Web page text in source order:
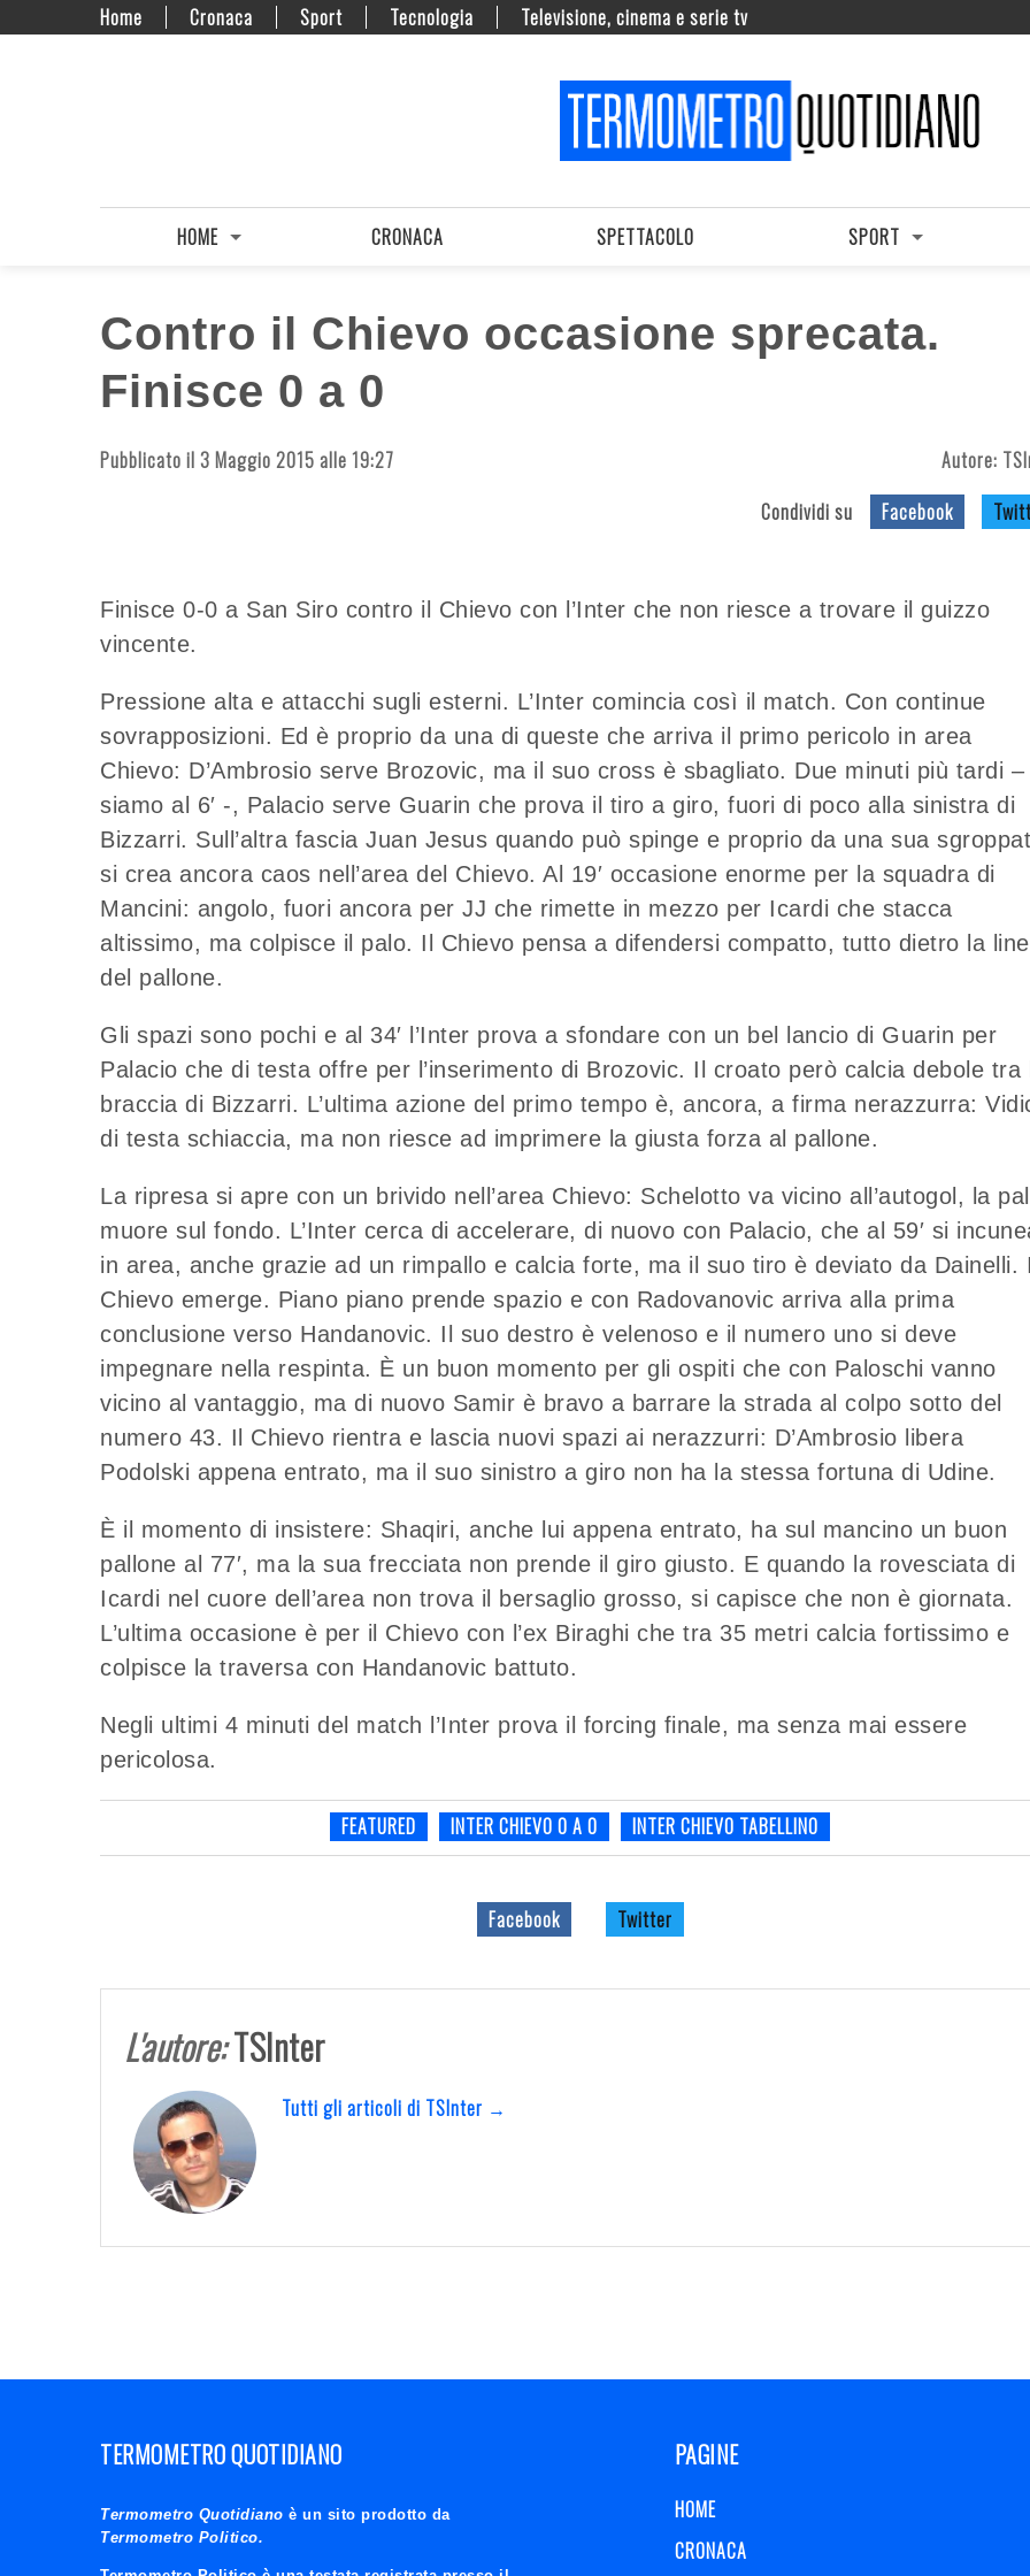
Home Cronaca Sport Tecnologia Televisione, cinema e serie tv
HOME CRONACA SPETTACOLO SPORT
Contro il Chievo occasione sprecata.
Finisce 0 a 0
Pubblicato il 3 Maggio 2015 alle 19:27 Autore:
Condividi su
Facebook
Finisce 0-0 a San Siro contro il Chievo con l’Inter che non riesce a trovare il guizzo
vincente.
Pressione alta e attacchi sugli esterni. L’Inter comincia così il match. Con continue
sovrapposizioni. Ed è proprio da una di queste che arriva il primo pericolo in area
Chievo: D’Ambrosio serve Brozovic, ma il suo cross è sbagliato. Due minuti più tardi –
siamo al 6′ -, Palacio serve Guarin che prova il tiro a giro, fuori di poco alla sinistra di
Bizzarri. Sull’altra fascia Juan Jesus quando può spinge e proprio da una sua
si crea ancora caos nell’area del Chievo. Al 19′ occasione enorme per la squadra di
Mancini: angolo, fuori ancora per JJ che rimette in mezzo per Icardi che stacca
altissimo, ma colpisce il palo. Il Chievo pensa a difendersi compatto, tutto dietro la
del pallone.
Gli spazi sono pochi e al 34′ l’Inter prova a sfondare con un bel lancio di Guarin per
Palacio che di testa offre per l’inserimento di Brozovic. Il croato però calcia debole tra
braccia di Bizzarri. L’ultima azione del primo tempo è, ancora, a firma nerazzurra:
di testa schiaccia, ma non riesce ad imprimere la giusta forza al pallone.
La ripresa si apre con un brivido nell’area Chievo: Schelotto va vicino all’autogol, la
muore sul fondo. L’Inter cerca di accelerare, di nuovo con Palacio, che al 59′ si
in area, anche grazie ad un rimpallo e calcia forte, ma il suo tiro è deviato da Dainelli. Il
Chievo emerge. Piano piano prende spazio e con Radovanovic arriva alla prima
conclusione verso Handanovic. Il suo destro è velenoso e il numero uno si deve
impegnare nella respinta. È un buon momento per gli ospiti che con Paloschi vanno
vicino al vantaggio, ma di nuovo Samir è bravo a barrare la strada al colpo sotto del
numero 43. Il Chievo rientra e lascia nuovi spazi ai nerazzurri: D’Ambrosio libera
Podolski appena entrato, ma il suo sinistro a giro non ha la stessa fortuna di Udine.
È il momento di insistere: Shaqiri, anche lui appena entrato, ha sul mancino un buon
pallone al 77′, ma la sua frecciata non prende il giro giusto. E quando la rovesciata di
Icardi nel cuore dell’area non trova il bersaglio grosso, si capisce che non è giornata.
L’ultima occasione è per il Chievo con l’ex Biraghi che tra 35 metri calcia fortissimo e
colpisce la traversa con Handanovic battuto.
Negli ultimi 4 minuti del match l’Inter prova il forcing finale, ma senza mai essere
pericolosa.
FEATURED INTER CHIEVO 0 A 0 INTER CHIEVO TABELLINO
Facebook Twitter
L'autore:TSInter
Tutti gli articoli di TSInter →
TERMOMETRO QUOTIDIANO
Termometro Quotidiano è un sito prodotto da
Termometro Politico.
PAGINE
HOME
CRONACA